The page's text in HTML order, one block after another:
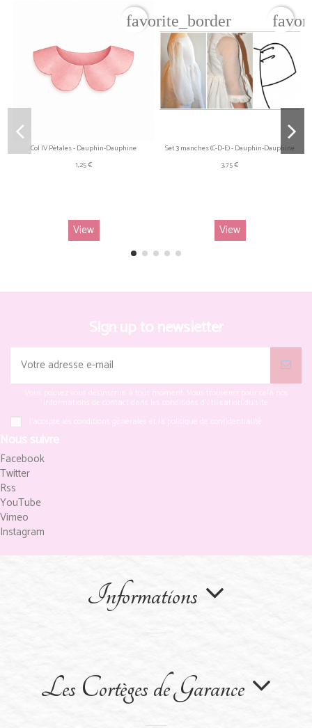
favorite_border
Col IV Pétales - Dauphin-Dauphine
1,25 €
View
Set 3 manches (C-D-E) - Dauphin-Dauphine
3,75 €
View
Sign up to newsletter
Nous suivre
Facebook
Twitter
Rss
YouTube
Vimeo
Instagram
Informations
Les Cortèges de Garance